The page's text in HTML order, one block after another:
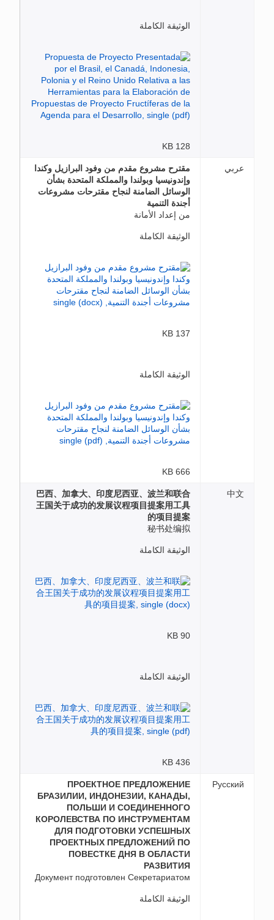
الوثيقة الكاملة
128 KB
عربي
مقترح مشروع مقدم من وفود البرازيل وكندا
وإندونيسيا وبولندا والمملكة المتحدة بشأن
الوسائل الضامنة لنجاح مقترحات مشروعات
أجندة التنمية
من إعداد الأمانة
الوثيقة الكاملة
137 KB
الوثيقة الكاملة
666 KB
中文
巴西、加拿大、印度尼西亚、波兰和联合
王国关于成功的发展议程项目提案用工具
的项目提案
秘书处编拟
الوثيقة الكاملة
90 KB
الوثيقة الكاملة
436 KB
Русский
ПРОЕКТНОЕ ПРЕДЛОЖЕНИЕ
БРАЗИЛИИ, ИНДОНЕЗИИ, КАНАДЫ,
ПОЛЬШИ И СОЕДИНЕННОГО
КОРОЛЕВСТВА ПО ИНСТРУМЕНТАМ
ДЛЯ ПОДГОТОВКИ УСПЕШНЫХ
ПРОЕКТНЫХ ПРЕДЛОЖЕНИЙ ПО
ПОВЕСТКЕ ДНЯ В ОБЛАСТИ
РАЗВИТИЯ
Документ подготовлен Секретариатом
الوثيقة الكاملة